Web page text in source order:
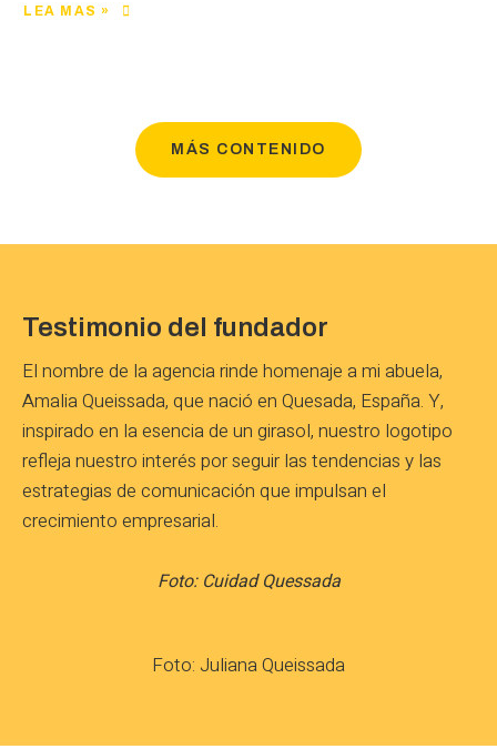
LEA MAS »
MÁS CONTENIDO
Testimonio del fundador
El nombre de la agencia rinde homenaje a mi abuela,
Amalia Queissada, que nació en Quesada, España. Y,
inspirado en la esencia de un girasol, nuestro logotipo
refleja nuestro interés por seguir las tendencias y las
estrategias de comunicación que impulsan el
crecimiento empresarial.
Foto: Cuidad Quessada
Foto: Juliana Queissada